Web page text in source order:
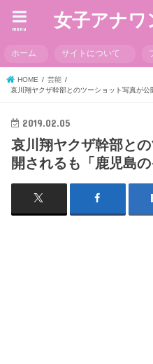
女子アナワ
menu
ホーム サイトについて
HOME
芸能
哀川翔ヤクザ幹部とのツーショット写真が公
2019.02.05
哀川翔ヤクザ幹部と
開されるも「鹿児島の